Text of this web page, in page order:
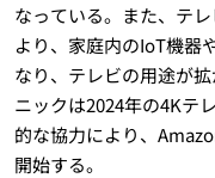
なっている。また、テ
より、家庭内のIoT機器
なり、テレビの用途が
ニックは2024年の4Kテ
的な協力により、
開始する。